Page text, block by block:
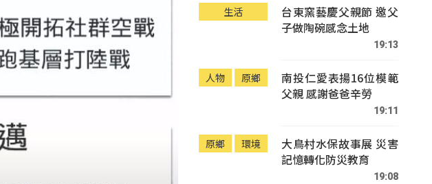
生活
台東窯藝慶父親節 邀父
子做陶碗感念土地
19:13
人物 原鄉
南投仁愛表揚16位模範
父親 感謝爸爸辛勞
19:11
原鄉 環境
大鳥村水保故事展 災害
記憶轉化防災教育
19:08